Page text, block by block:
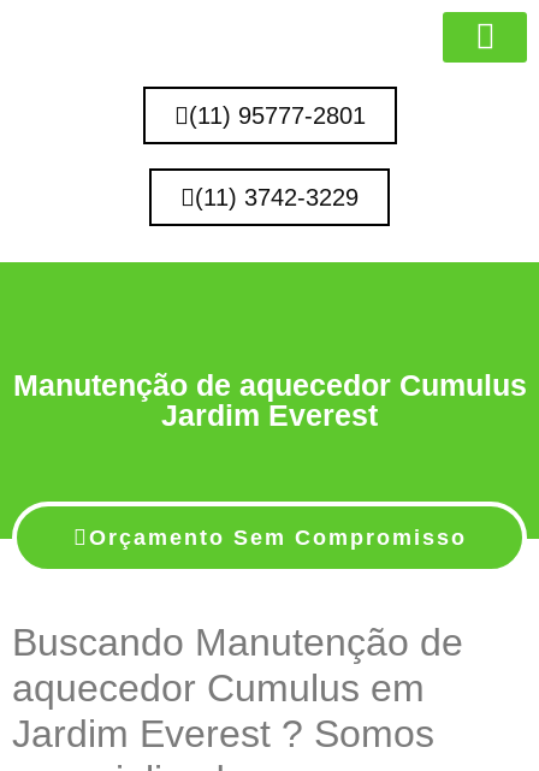
(11) 95777-2801
(11) 3742-3229
Manutenção de aquecedor Cumulus
Jardim Everest
Orçamento Sem Compromisso
Buscando Manutenção de
aquecedor Cumulus em
Jardim Everest ? Somos